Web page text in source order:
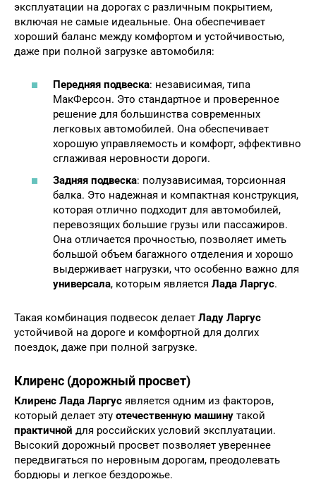
эксплуатации на дорогах с различным покрытием,
включая не самые идеальные. Она обеспечивает
хороший баланс между комфортом и устойчивостью,
даже при полной загрузке автомобиля:
Передняя подвеска: независимая, типа
МакФерсон. Это стандартное и проверенное
решение для большинства современных
легковых автомобилей. Она обеспечивает
хорошую управляемость и комфорт, эффективно
сглаживая неровности дороги.
Задняя подвеска: полузависимая, торсионная
балка. Это надежная и компактная конструкция,
которая отлично подходит для автомобилей,
перевозящих большие грузы или пассажиров.
Она отличается прочностью, позволяет иметь
большой объем багажного отделения и хорошо
выдерживает нагрузки, что особенно важно для
универсала, которым является Лада Ларгус.
Такая комбинация подвесок делает Ладу Ларгус
устойчивой на дороге и комфортной для долгих
поездок, даже при полной загрузке.
Клиренс (дорожный просвет)
Клиренс Лада Ларгус является одним из факторов,
который делает эту отечественную машину такой
практичной для российских условий эксплуатации.
Высокий дорожный просвет позволяет увереннее
передвигаться по неровным дорогам, преодолевать
бордюры и легкое бездорожье.